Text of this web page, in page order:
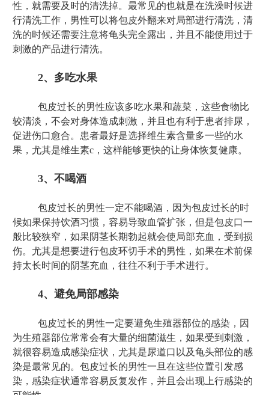
性，就需要及时的清洗掉。最常见的也就是在洗澡时候进
行清洗工作，男性可以将包皮外翻来对局部进行清洗，清
洗的时候还需要注意将龟头完全露出，并且不能使用过于
刺激的产品进行清洗。
2、多吃水果
包皮过长的男性应该多吃水果和蔬菜，这些食物比
较清淡，不会对身体造成刺激，并且也有利于患者排尿，
促进伤口愈合。患者最好是选择维生素含量多一些的水
果，尤其是维生素c，这样能够更快的让身体恢复健康。
3、不喝酒
包皮过长的男性一定不能喝酒，因为包皮过长的时
候如果保持饮酒习惯，容易导致血管扩张，但是包皮口一
般比较狭窄，如果阴茎长期勃起就会使局部充血，受到损
伤。尤其是想要进行包皮环切手术的男性，如果在术前保
持太长时间的阴茎充血，往往不利于手术进行。
4、避免局部感染
包皮过长的男性一定要避免生殖器部位的感染，因
为生殖器部位常常会有大量的细菌滋生，如果受到刺激，
就很容易造成感染症状，尤其是尿道口以及龟头部位的感
染是最常见的。包皮过长的男性一旦在这些位置引发感
染，感染症状通常容易反复发作，并且会出现上行感染的